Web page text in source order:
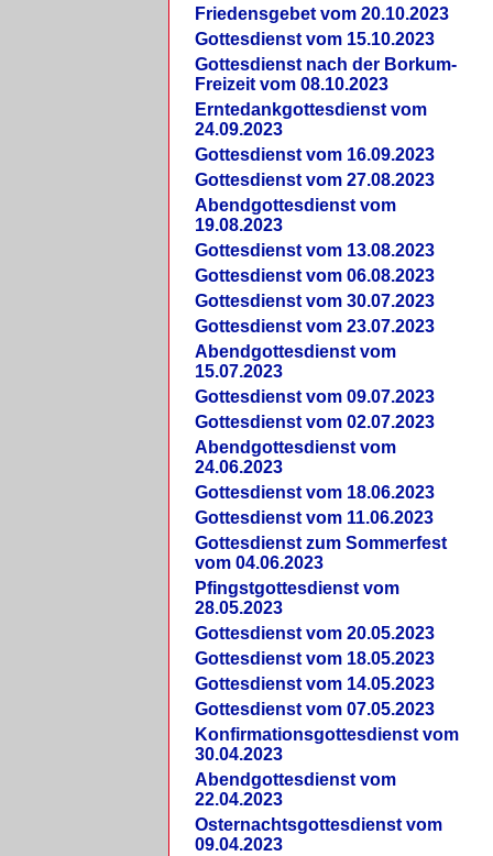
Friedensgebet vom 20.10.2023
Gottesdienst vom 15.10.2023
Gottesdienst nach der Borkum-
Freizeit vom 08.10.2023
Erntedankgottesdienst vom
24.09.2023
Gottesdienst vom 16.09.2023
Gottesdienst vom 27.08.2023
Abendgottesdienst vom
19.08.2023
Gottesdienst vom 13.08.2023
Gottesdienst vom 06.08.2023
Gottesdienst vom 30.07.2023
Gottesdienst vom 23.07.2023
Abendgottesdienst vom
15.07.2023
Gottesdienst vom 09.07.2023
Gottesdienst vom 02.07.2023
Abendgottesdienst vom
24.06.2023
Gottesdienst vom 18.06.2023
Gottesdienst vom 11.06.2023
Gottesdienst zum Sommerfest
vom 04.06.2023
Pfingstgottesdienst vom
28.05.2023
Gottesdienst vom 20.05.2023
Gottesdienst vom 18.05.2023
Gottesdienst vom 14.05.2023
Gottesdienst vom 07.05.2023
Konfirmationsgottesdienst vom
30.04.2023
Abendgottesdienst vom
22.04.2023
Osternachtsgottesdienst vom
09.04.2023